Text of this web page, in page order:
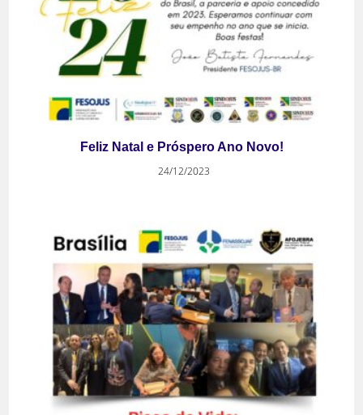
Feliz Natal e Próspero Ano Novo!
24/12/2023